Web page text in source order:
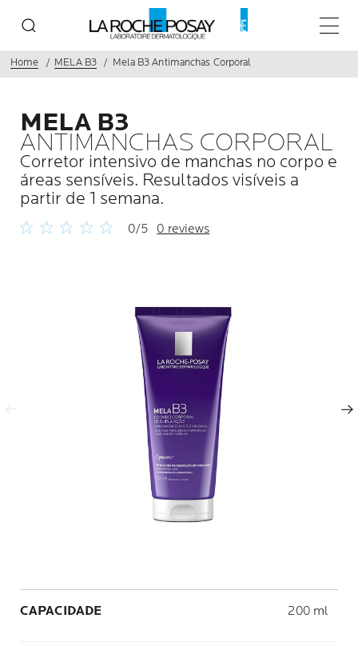
Menu
Home MELA B3 Mela B3 Antimanchas Corporal
MELA B3
ANTIMANCHAS CORPORAL
Corretor intensivo de manchas no corpo e
áreas sensíveis. Resultados visíveis a
partir de 1 semana.
0/5 0 reviews
Próximo painel
CAPACIDADE Volume
200 ml